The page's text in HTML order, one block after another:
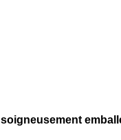
soigneusement